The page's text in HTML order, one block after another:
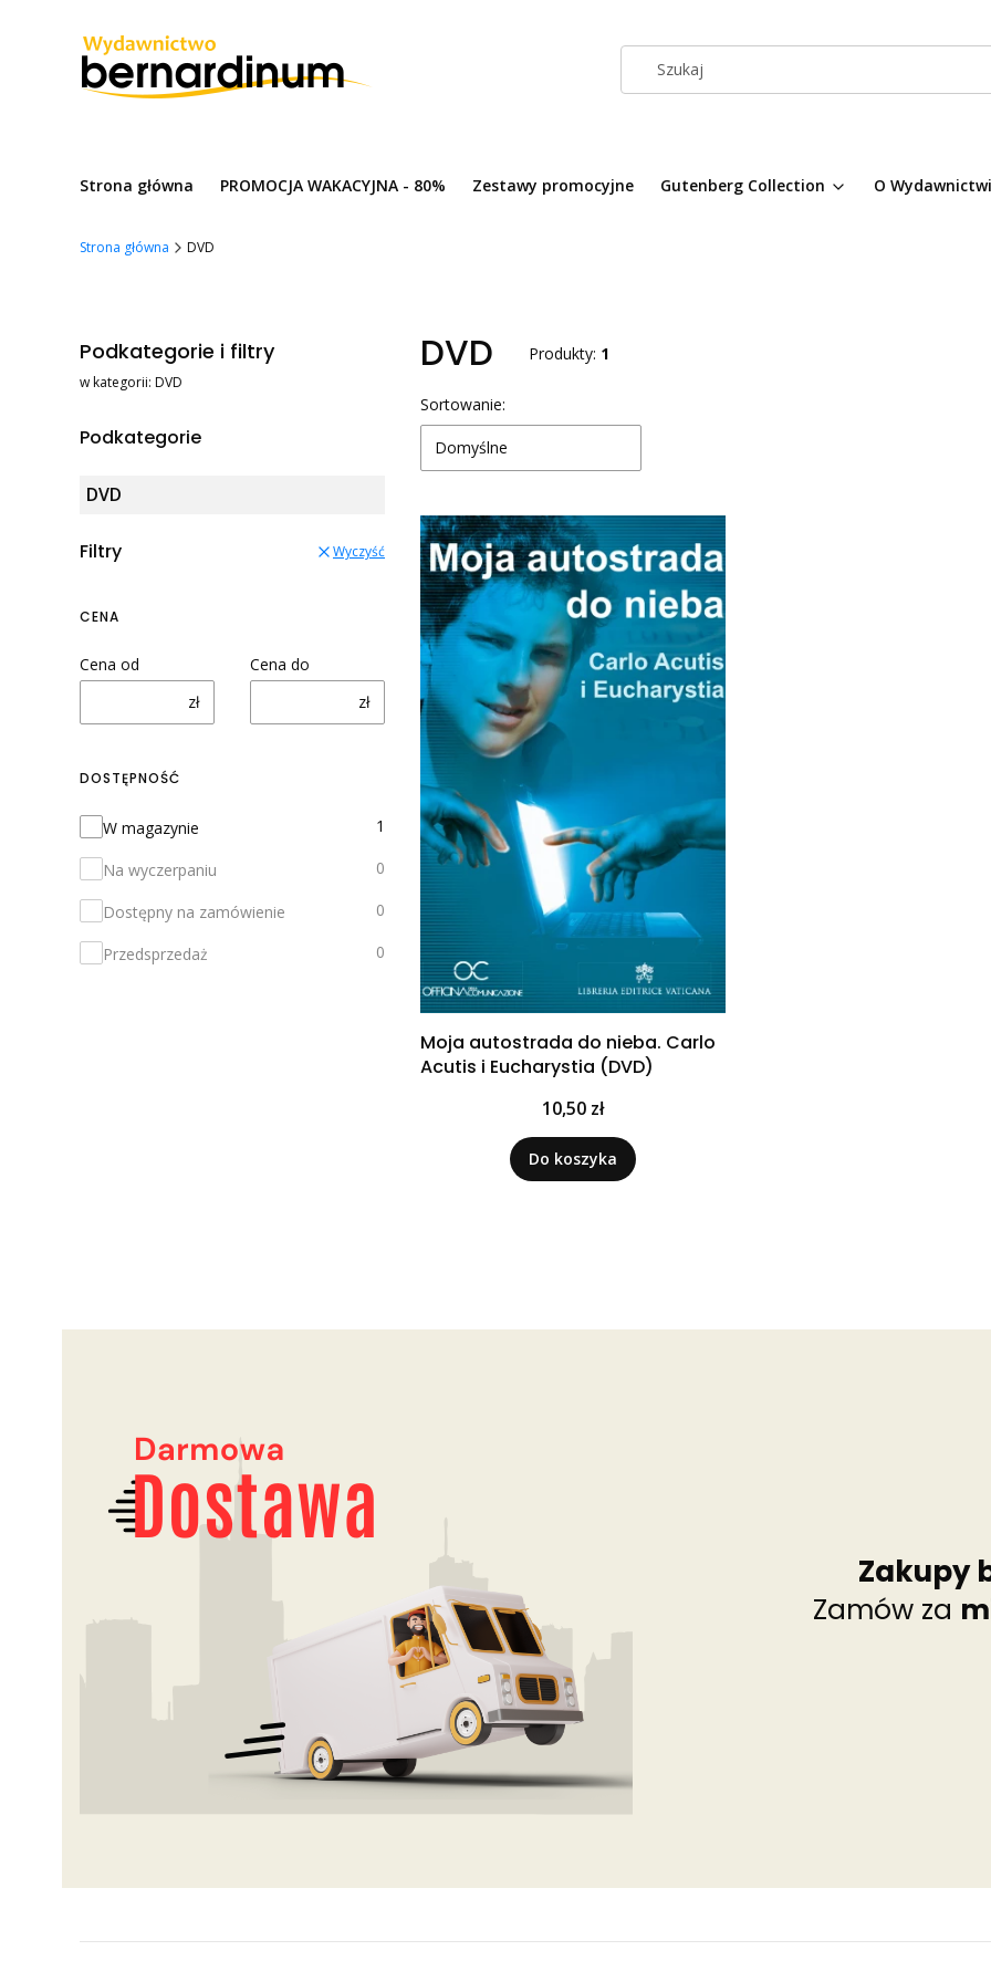
Strona główna PROMOCJA WAKACYJNA - 80% Zestawy promocyjne Gutenberg Collection O
Strona główna DVD
Podkategorie i filtry
w kategorii: DVD
Podkategorie
DVD
Filtry Wyczyść
CENA
Cena od
zł
Cena do
zł
DOSTĘPNOŚĆ
Dostępność
W magazynie 1
Na wyczerpaniu 0
Dostępny na zamówienie 0
Przedsprzedaż 0
DVD Produkty: 1
Lista produktów
Sortowanie:
Domyślne
Moja autostrada do nieba. Carlo
Acutis i Eucharystia (DVD)
Cena
10,50 zł
Do koszyka
Zakupy
Zamów za